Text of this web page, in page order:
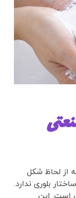
از لحاظ شکل
بلوری ندارد.